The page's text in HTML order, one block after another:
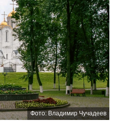
Фото: Владимир Чучадеев